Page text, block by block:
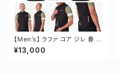
【Men’s】 ラファ コア ジレ 春 秋
ベスト 上着
¥13,000